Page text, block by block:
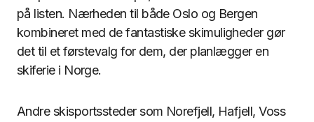
på listen. Nærheden til både Oslo og Bergen
kombineret med de fantastiske skimuligheder gør
det til et førstevalg for dem, der planlægger en
skiferie i Norge.
Andre skisportssteder som Norefjell, Hafjell, Voss